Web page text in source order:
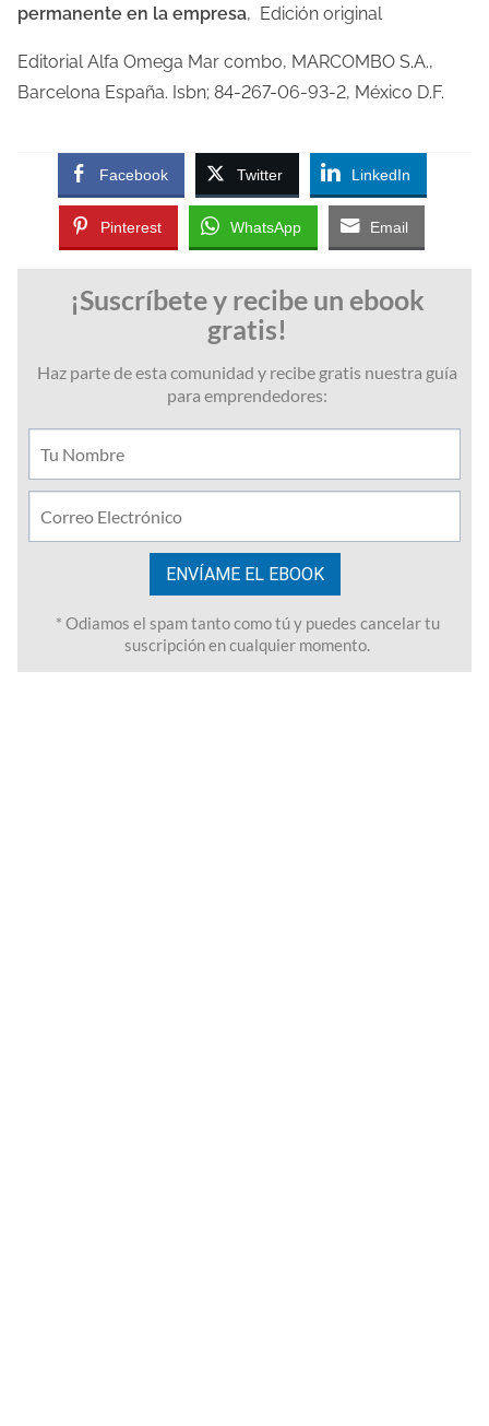
permanente en la empresa, Edición original
Editorial Alfa Omega Mar combo, MARCOMBO S.A.,
Barcelona España. Isbn; 84-267-06-93-2, México D.F.
Facebook Twitter LinkedIn
Pinterest WhatsApp Email